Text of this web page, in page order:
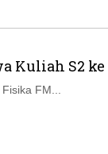
Kuliah S2
FM...